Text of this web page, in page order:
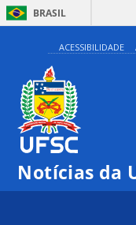
BRASIL
ACESSIBILIDADE
Notícias da